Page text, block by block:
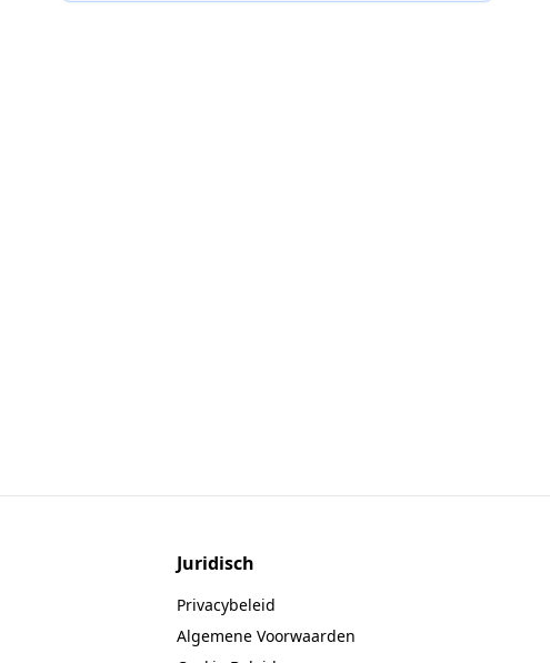
Juridisch
Privacybeleid
Algemene Voorwaarden